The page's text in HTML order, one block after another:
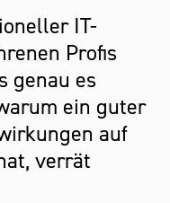
IT-
Profis
genau es
ein guter
auf
verrät